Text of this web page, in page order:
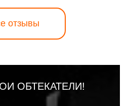
отзывы
ОБТЕКАТЕЛИ!